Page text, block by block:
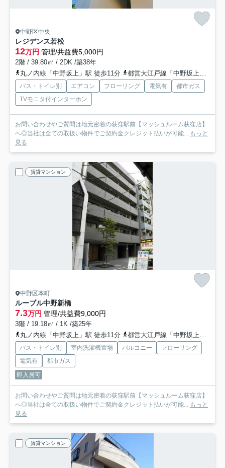
中野区中央
レジデンス若松
12万円 管理/共益費5,000円
2階 / 39.80㎡ / 2DK /築38年
丸ノ内線「中野坂上」駅 徒歩11分
都営大江戸線「中野坂上」駅 徒歩11分
バス・トイレ別 エアコン フローリング 電気有
都市ガス
TVモニタ付インターホン
お問い合わせやご質問は地元密着の荻窪駅前【マッシュルーム荻窪店】
へ◎当社は全ての取扱い物件でご契約金クレジット払いが可能... もっと
見る
賃貸マンション
中野区本町
ルーブル中野新橋
7.3万円 管理/共益費9,000円
3階 / 19.18㎡ / 1K /築25年
丸ノ内線「中野坂上」駅 徒歩11分
都営大江戸線「中野坂上」駅 徒歩11分
バス・トイレ別 室内洗濯機置場 バルコニー
フローリング
電気有
都市ガス
即入居可
お問い合わせやご質問は地元密着の荻窪駅前【マッシュルーム荻窪店】
へ◎当社は全ての取扱い物件でご契約金クレジット払いが可能... もっと
見る
賃貸マンション